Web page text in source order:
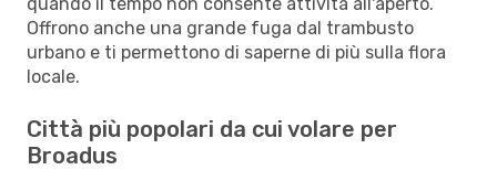
Offrono anche una grande fuga dal trambusto
urbano e ti permettono di saperne di più sulla flora
locale.
Città più popolari da cui volare per
Broadus